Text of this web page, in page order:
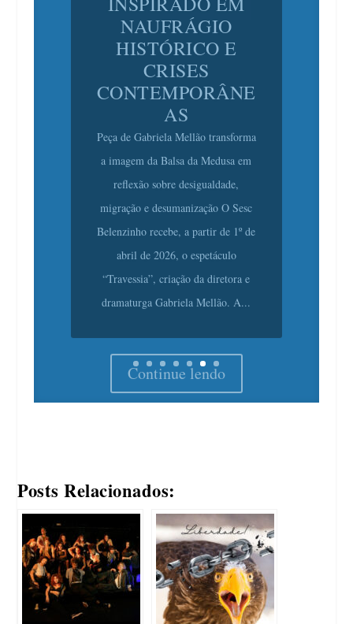
HISTÓRICO E
CRISES
CONTEMPORÂNE
AS
Peça de Gabriela Mellão transforma
a imagem da Balsa da Medusa em
migração e desumanização O Sesc
Continue lendo
Posts Relacionados: